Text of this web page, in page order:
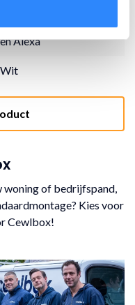
Ja met Google assistant
en Alexa
Wit
woning of bedrijfspand,
Kies voor
Cewlbox!